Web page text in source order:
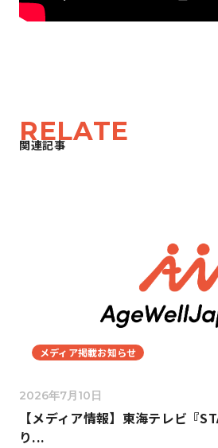
RELATE
関連記事
メディア掲載お知らせ
2026年7月10日
【メディア情報】東海テレビ『
り...